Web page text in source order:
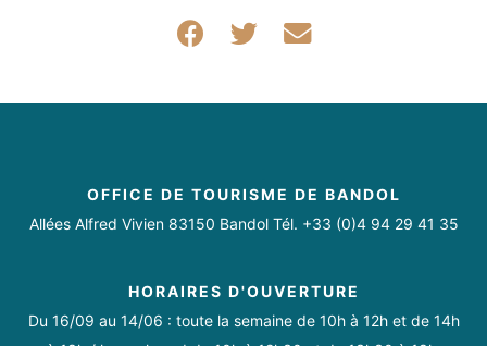
Partager sur Facebook
Partager sur Twitter
Partager par mail
OFFICE DE TOURISME DE BANDOL
Allées Alfred Vivien 83150 Bandol Tél. +33 (0)4 94 29 41 35
HORAIRES D'OUVERTURE
Du 16/09 au 14/06 : toute la semaine de 10h à 12h et de 14h